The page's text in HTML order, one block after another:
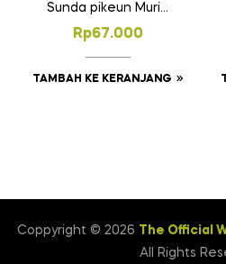
Sunda pikeun Murid
SMP/MTs Kelas VII
Rp67.000
TAMBAH KE KERANJANG
Coppyright © 2026 The Official
All Rights